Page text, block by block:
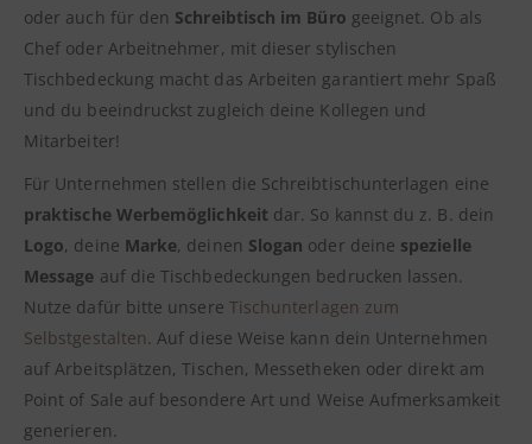
oder auch für den Schreibtisch im Büro geeignet. Ob als
Chef oder Arbeitnehmer, mit dieser stylischen
Tischbedeckung macht das Arbeiten garantiert mehr Spaß
und du beeindruckst zugleich deine Kollegen und
Mitarbeiter!
Für Unternehmen stellen die Schreibtischunterlagen eine
praktische Werbemöglichkeit dar. So kannst du z. B. dein
Logo, deine Marke, deinen Slogan oder deine spezielle
Message auf die Tischbedeckungen bedrucken lassen.
Nutze dafür bitte unsere Tischunterlagen zum
Selbstgestalten. Auf diese Weise kann dein Unternehmen
auf Arbeitsplätzen, Tischen, Messetheken oder direkt am
Point of Sale auf besondere Art und Weise Aufmerksamkeit
generieren.